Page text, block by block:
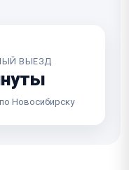
ВЫЕЗД
Новосибирску